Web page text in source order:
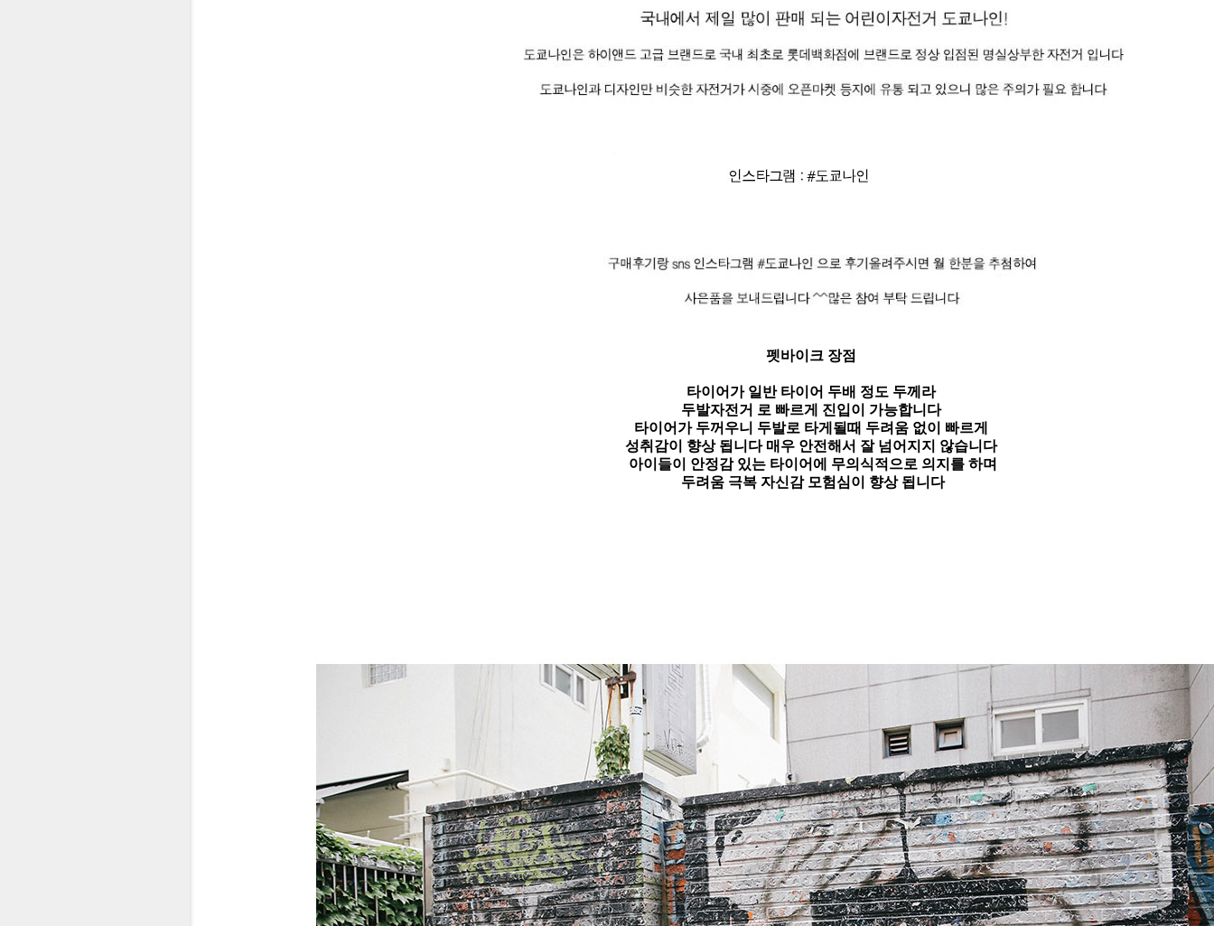
펫바이크 장점
타이어가 일반 타이어 두배 정도 두께라
두발자전거 로 빠르게 진입이 가능합니다
타이어가 두꺼우니 두발로 타게될때 두려움 없이 빠르게
성취감이 향상 됩니다 매우 안전해서 잘 넘어지지 않습니다
아이들이 안정감 있는 타이어에 무의식적으로 의지를 하며
두려움 극복 자신감 모험심이 향상 됩니다